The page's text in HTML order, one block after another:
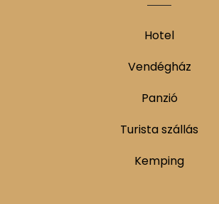
Hotel
Vendégház
Panzió
Turista szállás
Kemping